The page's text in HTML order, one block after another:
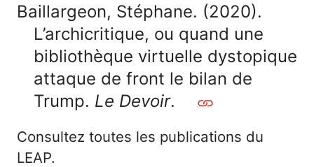
Baillargeon, Stéphane. (2020).
L’archicritique, ou quand une
bibliothèque virtuelle dystopique
attaque de front le bilan de
Trump. Le Devoir.
Consultez toutes les publications du
LEAP.